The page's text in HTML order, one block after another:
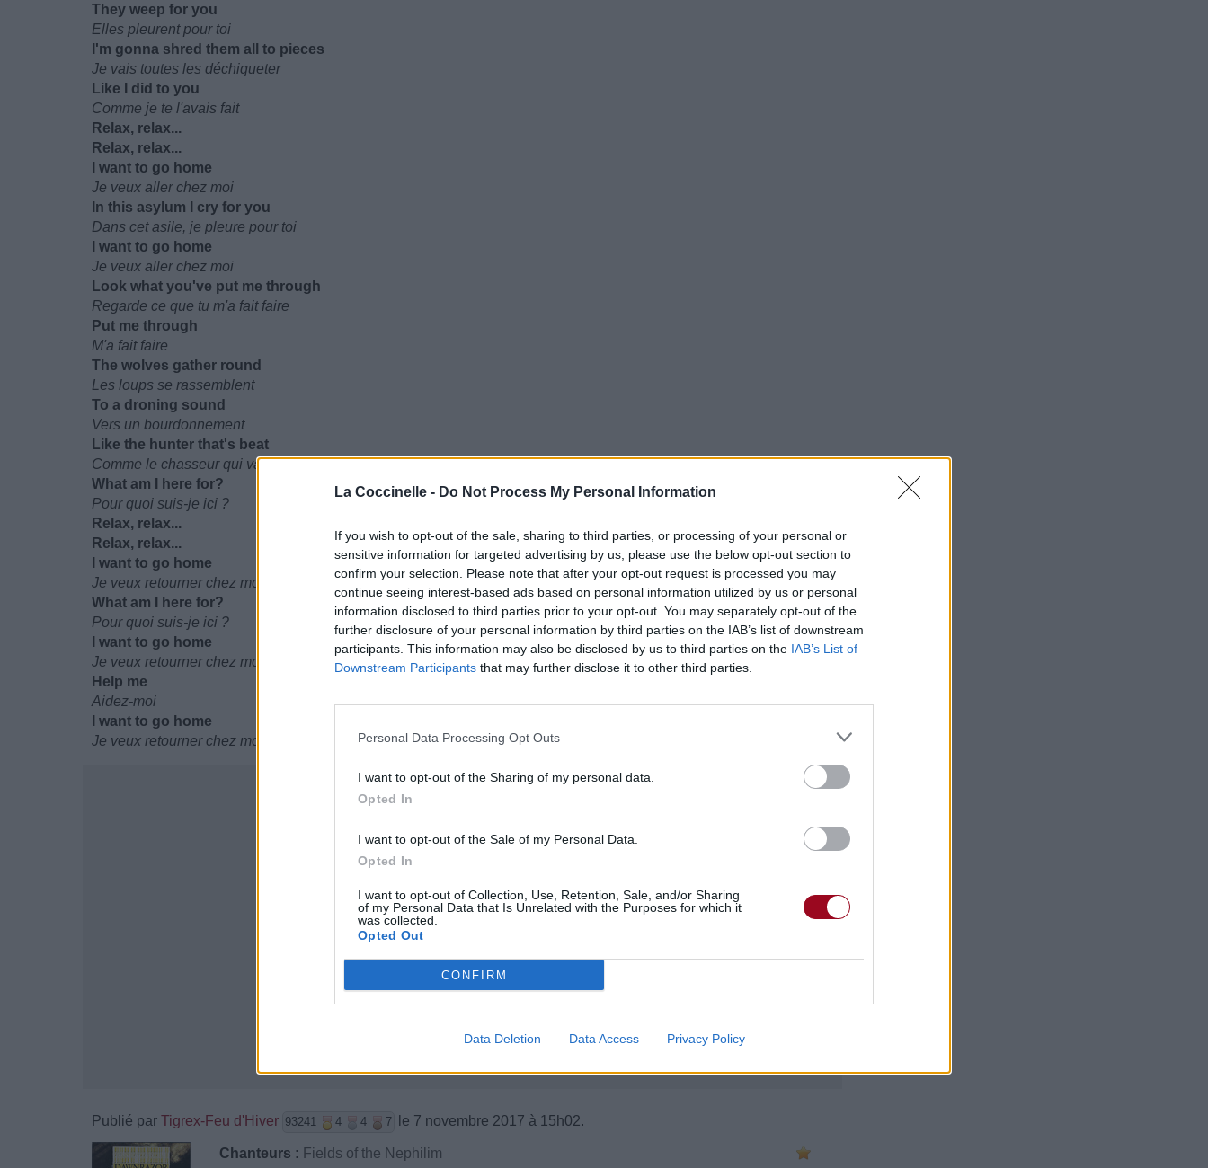
La Coccinelle - Do Not Process My Personal Information
If you wish to opt-out of the sale, sharing to third parties, or processing of your personal or
sensitive information for targeted advertising by us, please use the below opt-out section to
confirm your selection. Please note that after your opt-out request is processed you may
continue seeing interest-based ads based on personal information utilized by us or personal
information disclosed to third parties prior to your opt-out. You may separately opt-out of the
further disclosure of your personal information by third parties on the IAB’s list of downstream
participants. This information may also be disclosed by us to third parties on the IAB’s List of
Downstream Participants that may further disclose it to other third parties.
Personal Data Processing Opt Outs
I want to opt-out of the Sharing of my personal data.
Opted In
I want to opt-out of the Sale of my Personal Data.
Opted In
I want to opt-out of Collection, Use, Retention, Sale, and/or Sharing
of my Personal Data that Is Unrelated with the Purposes for which it
was collected.
Opted Out
CONFIRM
Data Deletion Data Access Privacy Policy
They weep for you
Elles pleurent pour toi
I'm gonna shred them all to pieces
Je vais toutes les déchiqueter
Like I did to you
Comme je te l'avais fait
Relax, relax...
Relax, relax...
I want to go home
Je veux aller chez moi
In this asylum I cry for you
Dans cet asile, je pleure pour toi
I want to go home
Je veux aller chez moi
Look what you've put me through
Regarde ce que tu m'a fait faire
Put me through
M'a fait faire
The wolves gather round
Les loups se rassemblent
To a droning sound
Vers un bourdonnement
Like the hunter that's beat
Comme le chasseur qui vainc
What am I here for?
Pour quoi suis-je ici ?
Relax, relax...
Relax, relax...
I want to go home
Je veux retourner chez moi
What am I here for?
Pour quoi suis-je ici ?
I want to go home
Je veux retourner chez moi
Help me
Aidez-moi
I want to go home
Je veux retourner chez moi
Publié par Tigrex-Feu d'Hiver 93241 4 4 7 le 7 novembre 2017 à 15h02.
Chanteurs : Fields of the Nephilim